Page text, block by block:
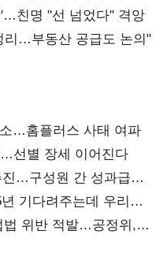
친명 "선 넘었다" 격앙
리…부동산 공급도 논의"
…홈플러스 사태 여파
선별 장세 이어진다
진…구성원 간 성과급
기다려주는데 우리는
코스닥 구하기
법 위반 적발…공정위,